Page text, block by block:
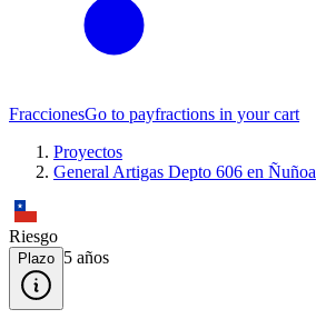
FraccionesGo to payfractions in your cart
Proyectos
General Artigas Depto 606 en Ñuñoa
Riesgo
Plazo 5 años